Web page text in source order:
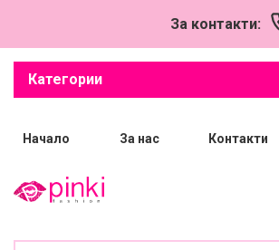
За контакти:
Категории
Начало За нас Контакти